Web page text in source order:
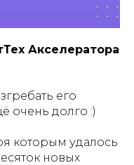
Акселератора
его
очень долго :)
которым удалось
новых